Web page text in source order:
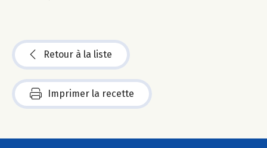
Retour à la liste
Imprimer la recette